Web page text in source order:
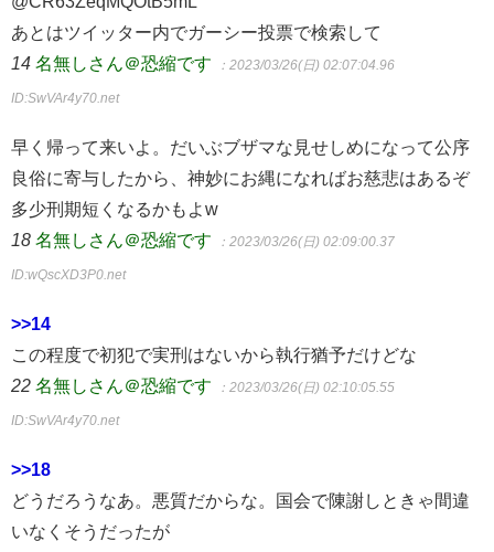
あとはツイッター内でガーシー投票で検索して
14 名無しさん＠恐縮です ：2023/03/26(日) 02:07:04.96
ID:SwVAr4y70.net
早く帰って来いよ。だいぶブザマな見せしめになって公序
良俗に寄与したから、神妙にお縄になればお慈悲はあるぞ
多少刑期短くなるかもよw
18 名無しさん＠恐縮です ：2023/03/26(日) 02:09:00.37
ID:wQscXD3P0.net
>>14
この程度で初犯で実刑はないから執行猶予だけどな
22 名無しさん＠恐縮です ：2023/03/26(日) 02:10:05.55
ID:SwVAr4y70.net
>>18
どうだろうなあ。悪質だからな。国会で陳謝しときゃ間違
いなくそうだったが